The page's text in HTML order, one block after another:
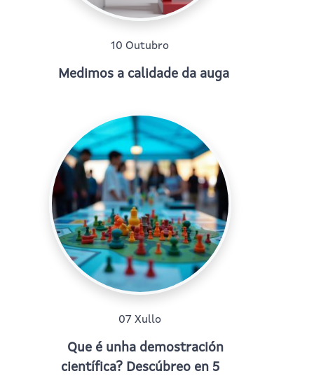
10 Outubro
Medimos a calidade da auga
07 Xullo
Que é unha demostración
científica? Descúbreo en 5